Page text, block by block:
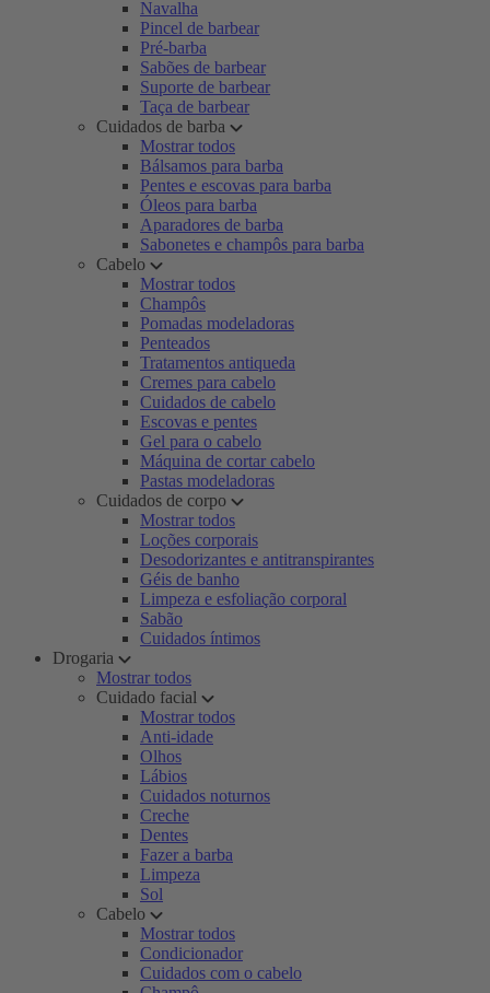
Navalha
Pincel de barbear
Pré-barba
Sabões de barbear
Suporte de barbear
Taça de barbear
Cuidados de barba
Mostrar todos
Bálsamos para barba
Pentes e escovas para barba
Óleos para barba
Aparadores de barba
Sabonetes e champôs para barba
Cabelo
Mostrar todos
Champôs
Pomadas modeladoras
Penteados
Tratamentos antiqueda
Cremes para cabelo
Cuidados de cabelo
Escovas e pentes
Gel para o cabelo
Máquina de cortar cabelo
Pastas modeladoras
Cuidados de corpo
Mostrar todos
Loções corporais
Desodorizantes e antitranspirantes
Géis de banho
Limpeza e esfoliação corporal
Sabão
Cuidados íntimos
Drogaria
Mostrar todos
Cuidado facial
Mostrar todos
Anti-idade
Olhos
Lábios
Cuidados noturnos
Creche
Dentes
Fazer a barba
Limpeza
Sol
Cabelo
Mostrar todos
Condicionador
Cuidados com o cabelo